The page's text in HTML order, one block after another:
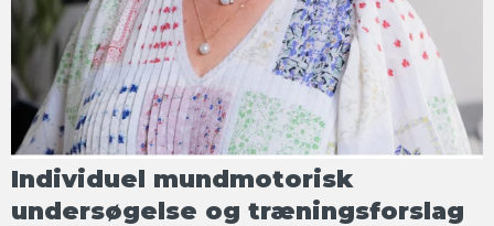
Individuel mundmotorisk
undersøgelse og træningsforslag